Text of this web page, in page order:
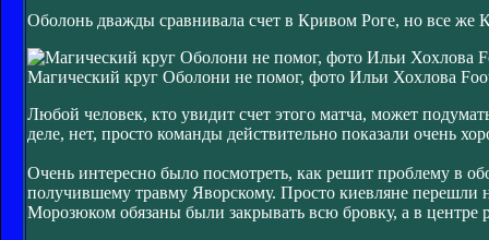
Оболонь дважды сравнивала счет в Кривом Роге, но все же
Магический круг Оболони не помог, фото Ильи Хохлова
Любой человек, кто увидит счет этого матча, может
деле, нет, просто команды действительно показали очень
Очень интересно было посмотреть, как решит проблему в
получившему травму Яворскому. Просто киевляне перешли
Морозюком обязаны были закрывать всю бровку, а в центре